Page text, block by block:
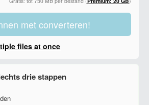
met converteren!
files at once
drie stappen